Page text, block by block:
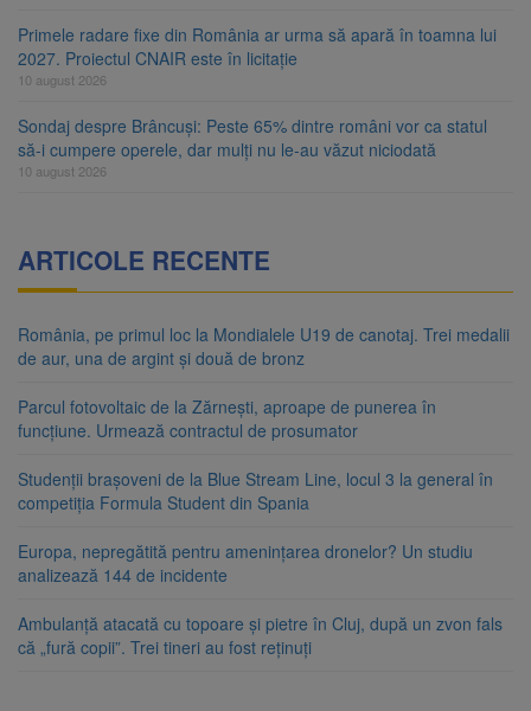
Primele radare fixe din România ar urma să apară în toamna lui
2027. Proiectul CNAIR este în licitație
10 august 2026
Sondaj despre Brâncuși: Peste 65% dintre români vor ca statul
să-i cumpere operele, dar mulți nu le-au văzut niciodată
10 august 2026
ARTICOLE RECENTE
România, pe primul loc la Mondialele U19 de canotaj. Trei medalii
de aur, una de argint și două de bronz
Parcul fotovoltaic de la Zărnești, aproape de punerea în
funcțiune. Urmează contractul de prosumator
Studenții brașoveni de la Blue Stream Line, locul 3 la general în
competiția Formula Student din Spania
Europa, nepregătită pentru amenințarea dronelor? Un studiu
analizează 144 de incidente
Ambulanță atacată cu topoare și pietre în Cluj, după un zvon fals
că „fură copii”. Trei tineri au fost reținuți